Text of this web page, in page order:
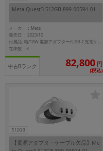
Meta Quest3 512GB 899-00594-01
メーカー：Meta
発売日： 2023/10
付属品: 箱/18W 電源アダプター/USB-C充電ケーブル/Meta Quest Touch Plusコントローラーx2/手首ストラップx2/接顔部/マニュアル
在庫数：3
中古Bランク 82,800 円
(税込)
512GB
【電源アダプタ・ケーブル欠品】Me